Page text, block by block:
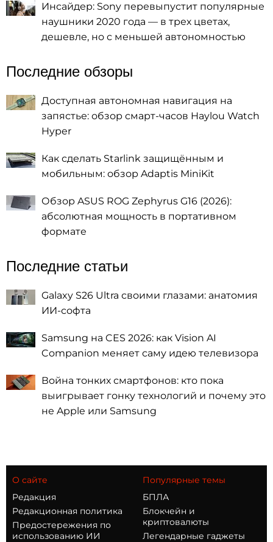
Инсайдер: Sony перевыпустит популярные
наушники 2020 года — в трех цветах,
дешевле, но с меньшей автономностью
Последние обзоры
Доступная автономная навигация на
запястье: обзор смарт-часов Haylou Watch
Hyper
Как сделать Starlink защищённым и
мобильным: обзор Adaptis MiniKit
Обзор ASUS ROG Zephyrus G16 (2026):
абсолютная мощность в портативном
формате
Последние статьи
Galaxy S26 Ultra своими глазами: анатомия
ИИ-софта
Samsung на CES 2026: как Vision AI
Companion меняет саму идею телевизора
Война тонких смартфонов: кто пока
выигрывает гонку технологий и почему это
не Apple или Samsung
О сайте
Редакция
Редакционная политика
Предостережения по
использованию ИИ
Популярные темы
БПЛА
Блокчейн и
криптовалюты
Легендарные гаджеты